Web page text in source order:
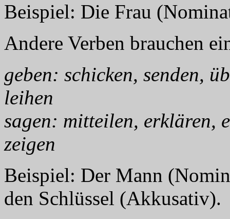
Beispiel: Die Frau
Andere Verben brauchen
geben: schicken, senden,
leihen
sagen: mitteilen, erklären,
zeigen
Beispiel: Der Mann
den Schlüssel (Akkusativ).